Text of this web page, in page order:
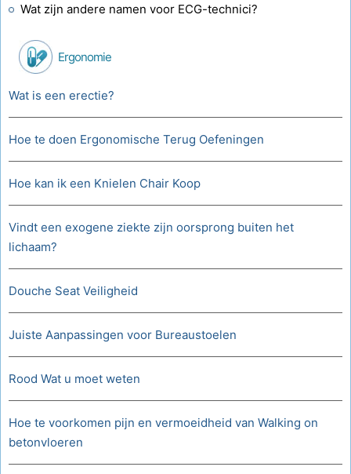
Wat zijn andere namen voor ECG-technici?
Ergonomie
Wat is een erectie?
Hoe te doen Ergonomische Terug Oefeningen
Hoe kan ik een Knielen Chair Koop
Vindt een exogene ziekte zijn oorsprong buiten het
lichaam?
Douche Seat Veiligheid
Juiste Aanpassingen voor Bureaustoelen
Rood Wat u moet weten
Hoe te voorkomen pijn en vermoeidheid van Walking on
betonvloeren